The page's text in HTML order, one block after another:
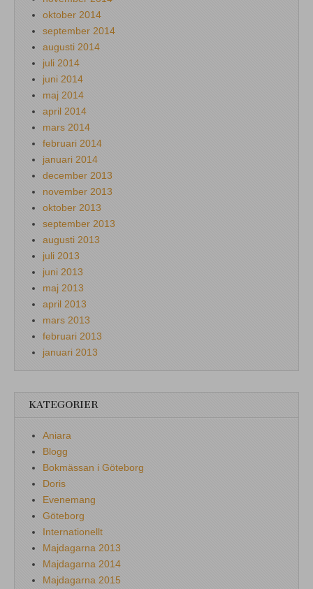
oktober 2014
september 2014
augusti 2014
juli 2014
juni 2014
maj 2014
april 2014
mars 2014
februari 2014
januari 2014
december 2013
november 2013
oktober 2013
september 2013
augusti 2013
juli 2013
juni 2013
maj 2013
april 2013
mars 2013
februari 2013
januari 2013
KATEGORIER
Aniara
Blogg
Bokmässan i Göteborg
Doris
Evenemang
Göteborg
Internationellt
Majdagarna 2013
Majdagarna 2014
Majdagarna 2015